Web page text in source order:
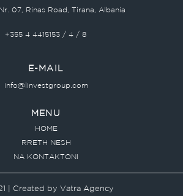
07, Rinas Road, Tirana, Albania
+355 4 4415153 / 4 / 8
E-MAIL
info@linvestgroup.com
MENU
HOME
RRETH NESH
NA KONTAKTONI
| Created by Vatra Agency